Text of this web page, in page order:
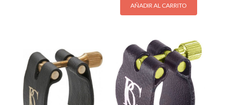
múltiples
opciones
pueden
elegir
en
AÑADIR AL CARRITO